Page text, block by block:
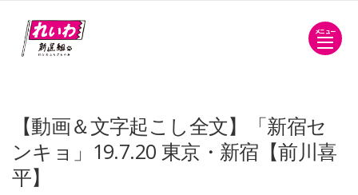
メニュー
【動画＆文字起こし全文】「新宿セ
ンキョ」19.7.20 東京・新宿【前川喜
平】